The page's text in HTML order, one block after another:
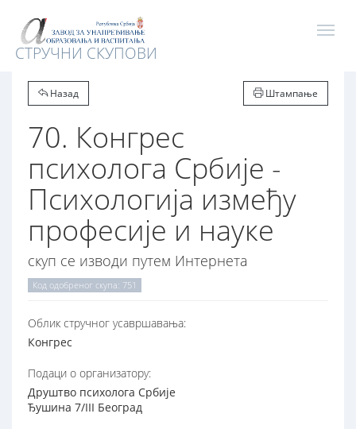
СТРУЧНИ СКУПОВИ
Назад Штампање
70. Конгрес
психолога Србије -
Психологија између
професије и науке
скуп се изводи путем Интернета
Код одобреног скупа: 751
Oблик стручног усавршавања:
Конгрес
Подаци о организатору:
Друштво психолога Србије
Ђушина 7/III Београд